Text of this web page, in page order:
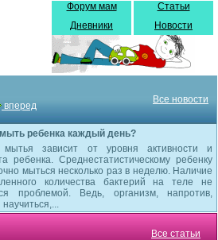
Форум мам
Дневники
Статьи
Новости
вперед
Все новости
ребенка каждый день?
мытья зависит от уровня активности и
ребенка. Среднестатистическому ребенку
мыться несколько раз в неделю. Наличие
количества бактерий на теле не
проблемой. Ведь, организм, напротив,
Все статьи